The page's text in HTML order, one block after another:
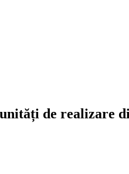
de realizare